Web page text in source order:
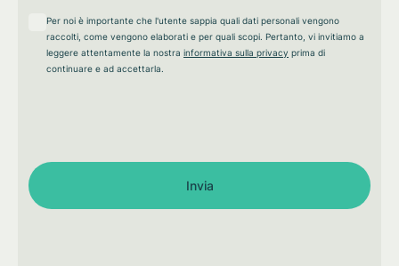
Per noi è importante che l'utente sappia quali dati personali vengono
raccolti, come vengono elaborati e per quali scopi. Pertanto, vi invitiamo a
leggere attentamente la nostra informativa sulla privacy prima di
continuare e ad accettarla.
Invia